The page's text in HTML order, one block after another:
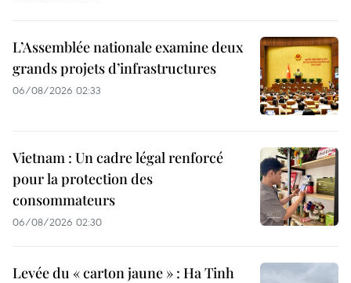
L’Assemblée nationale examine deux
grands projets d’infrastructures
06/08/2026 02:33
Vietnam : Un cadre légal renforcé
pour la protection des
consommateurs
06/08/2026 02:30
Levée du « carton jaune » : Ha Tinh